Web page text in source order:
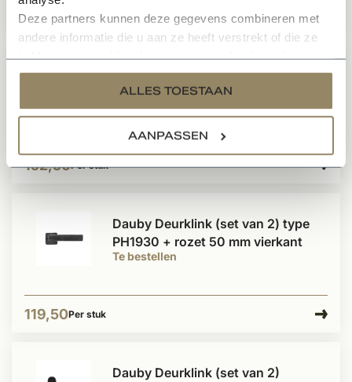
Deze partners kunnen deze gegevens combineren met
andere informatie die u aan ze heeft verstrekt of die ze
services.
ALLES TOESTAAN
AANPASSEN
152,50Per stuk
Te bestellen
Dauby Deurklink (set van 2)
PH1920 greep
152,50Per stuk
Te bestellen
Dauby Deurklink (set van 2) type
PH1930 + rozet 50 mm vierkant
119,50Per stuk
Dauby Deurklink (set van 2)